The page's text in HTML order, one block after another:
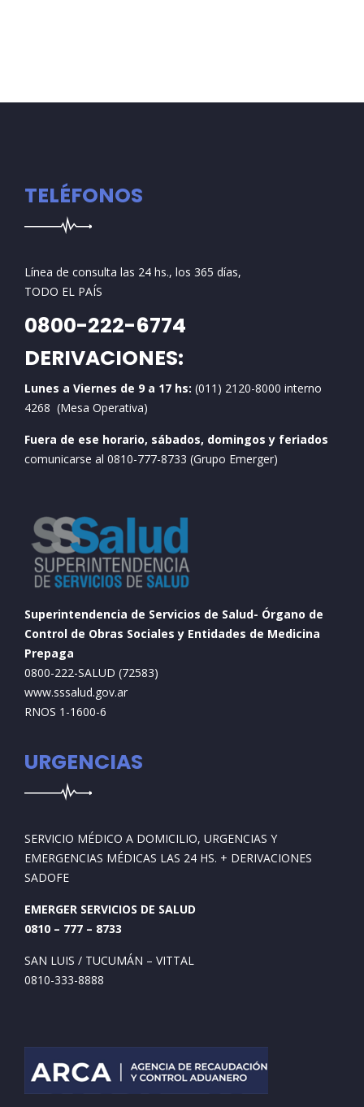
TELÉFONOS
Línea de consulta las 24 hs., los 365 días,
TODO EL PAÍS
0800-222-6774
DERIVACIONES:
Lunes a Viernes de 9 a 17 hs: (011) 2120-8000 interno
4268 (Mesa Operativa)
Fuera de ese horario, sábados, domingos y feriados
comunicarse al 0810-777-8733 (Grupo Emerger)
Superintendencia de Servicios de Salud- Órgano de
Control de Obras Sociales y Entidades de Medicina
Prepaga
0800-222-SALUD (72583)
www.sssalud.gov.ar
RNOS 1-1600-6
URGENCIAS
SERVICIO MÉDICO A DOMICILIO, URGENCIAS Y
EMERGENCIAS MÉDICAS LAS 24 HS. + DERIVACIONES
SADOFE
EMERGER SERVICIOS DE SALUD
0810 – 777 – 8733
SAN LUIS / TUCUMÁN – VITTAL
0810-333-8888